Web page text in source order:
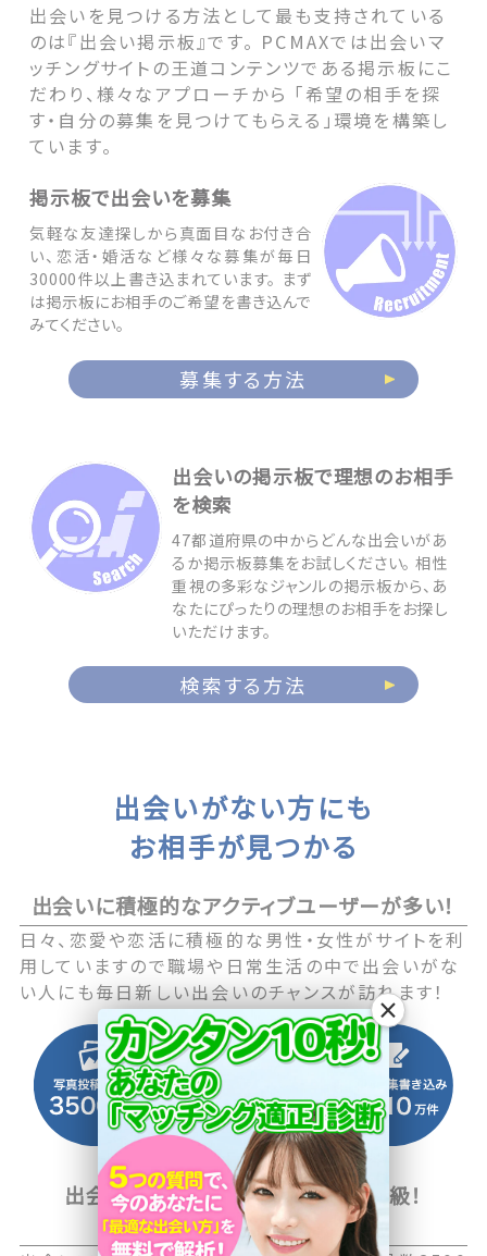
出会いを見つける方法として最も支持されている
のは『出会い掲示板』です。 PCMAXでは出会いマ
ッチングサイトの王道コンテンツである掲示板にこ
だわり、様々なアプローチから 「希望の相手を探
す・自分の募集を見つけてもらえる」環境を構築し
ています。
掲示板で出会いを募集
気軽な友達探しから真面目なお付き合
い、恋活・婚活など様々な募集が毎日
30000件以上書き込まれています。 まず
は掲示板にお相手のご希望を書き込んで
みてください。
募集する方法
出会いの掲示板で理想のお相手
を検索
47都道府県の中からどんな出会いがあ
るか掲示板募集をお試しください。 相性
重視の多彩なジャンルの掲示板から、あ
なたにぴったりの理想のお相手をお探し
いただけます。
検索する方法
出会いがない方にも
お相手が見つかる
出会いに積極的なアクティブユーザーが多い！
日々、恋愛や恋活に積極的な男性・女性がサイトを利
用していますので職場や日常生活の中で出会いがな
い人にも毎日新しい出会いのチャンスが訪れます！
出会い系マッチングサイト国内最大級！
2500万人以上の会員数
×